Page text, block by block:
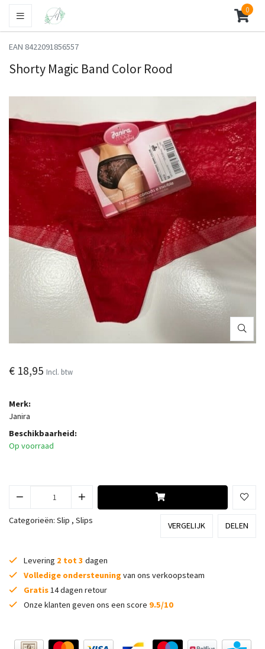
0
EAN 8422091856557
Shorty Magic Band Color Rood
€ 18,95 Incl. btw
Merk:
Janira
Beschikbaarheid:
Op voorraad
Categorieën: Slip , Slips
VERGELIJK DELEN
Levering 2 tot 3 dagen
Volledige ondersteuning van ons verkoopsteam
Gratis14 dagen retour
Onze klanten geven ons een score 9.5/10